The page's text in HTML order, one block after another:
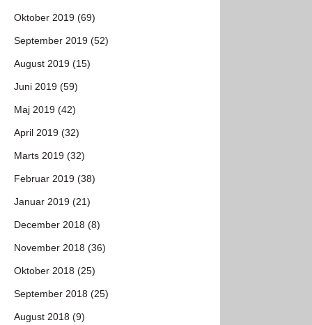
Oktober 2019 (69)
September 2019 (52)
August 2019 (15)
Juni 2019 (59)
Maj 2019 (42)
April 2019 (32)
Marts 2019 (32)
Februar 2019 (38)
Januar 2019 (21)
December 2018 (8)
November 2018 (36)
Oktober 2018 (25)
September 2018 (25)
August 2018 (9)